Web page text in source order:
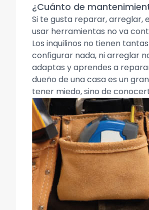
¿Cuánto de
Si te gusta reparar, arreglar,
usar herramientas no va
Los inquilinos no tienen
configurar nada, ni arreglar
adaptas y aprendes a
dueño de una casa es un
tener miedo, sino de